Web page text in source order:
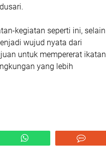
kegiatan seperti ini, selain
wujud nyata dari
untuk mempererat ikatan
yang lebih